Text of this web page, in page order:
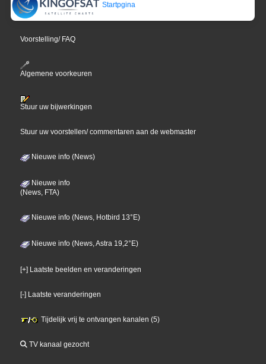
Startpgina
Voorstelling/ FAQ
Algemene voorkeuren
Stuur uw bijwerkingen
Stuur uw voorstellen/ commentaren aan de webmaster
Nieuwe info (News)
Nieuwe info
(News, FTA)
Nieuwe info (News, Hotbird 13°E)
Nieuwe info (News, Astra 19,2°E)
[+] Laatste beelden en veranderingen
[-] Laatste veranderingen
Tijdelijk vrij te ontvangen kanalen (5)
TV kanaal gezocht